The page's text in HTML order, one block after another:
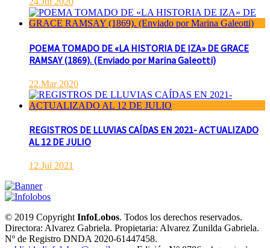
POEMA TOMADO DE «LA HISTORIA DE IZA» DE GRACE
RAMSAY (1869). (Enviado por Marina Galeotti)
22.Mar 2020
REGISTROS DE LLUVIAS CAÍDAS EN 2021- ACTUALIZADO
AL 12 DE JULIO
12.Jul 2021
© 2019 CopyrightInfoLobos. Todos los derechos reservados.
Directora: Alvarez Gabriela. Propietaria: Alvarez Zunilda Gabriela.
Nº de Registro DNDA 2020-61447458.